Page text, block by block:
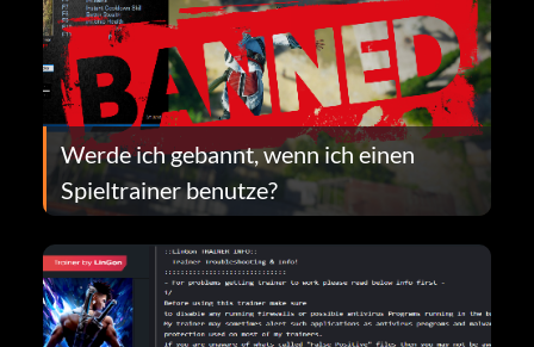
Werde ich gebannt, wenn ich einen
Spieltrainer benutze?